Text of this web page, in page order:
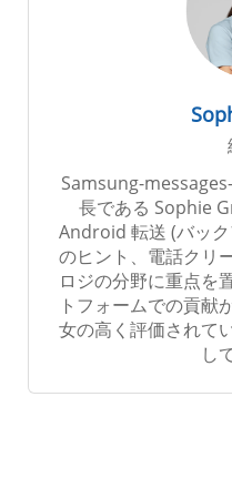
Samsung-
長である Sophie
Android 転送 (バッ
のヒント、電話クリ
ロジの分野に重点を
トフォームでの貢献
女の高く評価されて
し